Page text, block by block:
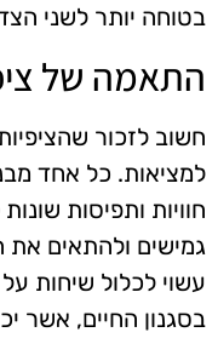
בטוחה יותר לשני
התאמה של
חשוב לזכור
למציאות. כל אחד
חוויות ותפיסות
גמישים ולהתאים את
עשוי לכלול שיחות על
בסגנון החיים, אשר